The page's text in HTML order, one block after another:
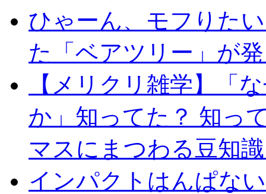
ひゃーん、モフりた
た「ベアツリー」が
【メリクリ雑学】「
か」知ってた？ 知っ
マスにまつわる豆知
インパクトはんぱな